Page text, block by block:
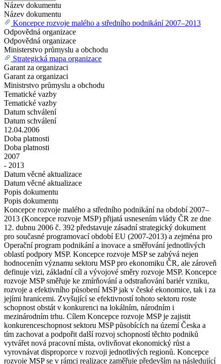
Název dokumentu
Název dokumentu
Koncepce rozvoje malého a středního podnikání 2007–2013
Odpovědná organizace
Odpovědná organizace
Ministerstvo průmyslu a obchodu
Strategická mapa organizace
Garant za organizaci
Garant za organizaci
Ministrstvo průmyslu a obchodu
Tematické vazby
Tematické vazby
Datum schválení
Datum schválení
12.04.2006
Doba platnosti
Doba platnosti
2007
- 2013
Datum věcné aktualizace
Datum věcné aktualizace
Popis dokumentu
Popis dokumentu
Koncepce rozvoje malého a středního podnikání na období 2007–
2013 (Koncepce rozvoje MSP) přijatá usnesením vlády ČR ze dne
12. dubnu 2006 č. 392 představuje zásadní strategický dokument
pro současné programovací období EU (2007-2013) a zejména pro
Operační program podnikání a inovace a směřování jednotlivých
oblastí podpory MSP. Koncepce rozvoje MSP se zabývá nejen
hodnocením významu sektoru MSP pro ekonomiku ČR, ale zároveň
definuje vizi, základní cíl a vývojové směry rozvoje MSP. Koncepce
rozvoje MSP směřuje ke zmírňování a odstraňování bariér vzniku,
rozvoje a efektivního působení MSP jak v české ekonomice, tak i za
jejími hranicemi. Zvyšující se efektivností tohoto sektoru roste
schopnost obstát v konkurenci na lokálním, národním i
mezinárodním trhu. Cílem Koncepce rozvoje MSP je zajistit
konkurenceschopnost sektoru MSP působících na území Česka a
tím zachovat a podpořit další rozvoj schopností těchto podniků
vytvářet nová pracovní místa, ovlivňovat ekonomický růst a
vyrovnávat disproporce v rozvoji jednotlivých regionů. Koncepce
rozvoje MSP se v rámci realizace zaměřuje především na následující